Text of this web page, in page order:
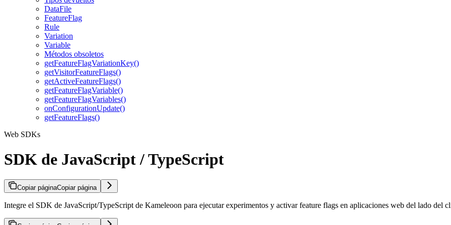
DataFile
FeatureFlag
Rule
Variation
Variable
Métodos obsoletos
getFeatureFlagVariationKey()
getVisitorFeatureFlags()
getActiveFeatureFlags()
getFeatureFlagVariable()
getFeatureFlagVariables()
onConfigurationUpdate()
getFeatureFlags()
Web SDKs
SDK de JavaScript / TypeScript
Copiar páginaCopiar página
Integre el SDK de JavaScript/TypeScript de Kameleoon para ejecutar experimentos y activar feature flags en aplicaciones web del lado del